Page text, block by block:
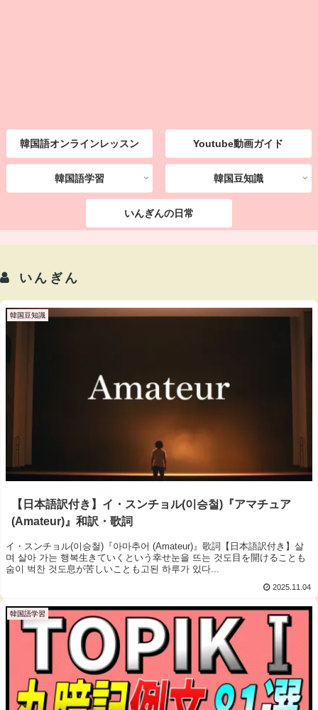
韓国語オンラインレッスン Youtube動画ガイド
韓国語学習 韓国豆知識
いんぎんの日常
いんぎん
韓国豆知識
【日本語訳付き】イ・スンチョル(이승철)『アマチュア
(Amateur)』和訳・歌詞
イ・スンチョル(이승철)『아마추어 (Amateur)』歌詞【日本語訳付き】살
며 살아 가는 행복生きていくという幸せ눈을 뜨는 것도目を開けることも
숨이 벅찬 것도息が苦しいことも고된 하루가 있다...
2025.11.04
韓国語学習